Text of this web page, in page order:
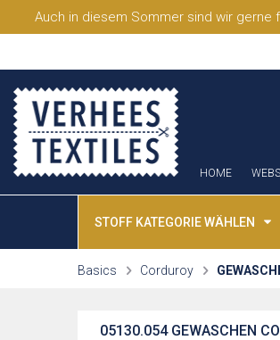
Auch in diesem Sommer sind wir gerne
HOME
STOFF KATEGORIE WÄHLEN
Basics Corduroy
GEWASCHEN
05130.054